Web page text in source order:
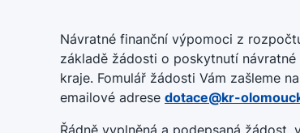
Návratné finanční výpomoci z
základě žádosti o poskytnutí
kraje. Fomulář žádosti Vám zašleme
emailové adrese dotace@kr-
Řádně vyplněná a podepsaná